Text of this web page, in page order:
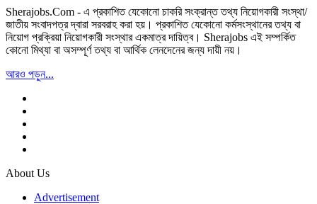
Sherajobs.Com - এ প্রকাশিত যেকোনো চাকরি সংক্রান্ত তথ্য নিয়োগকারী সংস্থা/
জাতীয় সংবাদপত্র দ্বারা সরবরাহ করা হয়। প্রকাশিত যেকোনো কর্মসংস্থানের তথ্য বা
নিয়োগ প্রক্রিয়া নিয়োগকারী সংস্থার একমাত্র দায়িত্ব। Sherajobs এই সম্পর্কিত
কোনো মিথ্যা বা অসম্পূর্ণ তথ্য বা আর্থিক লেনদেনের জন্য দায়ী নয়।
আরও পড়ুন...
About Us
Advertisement